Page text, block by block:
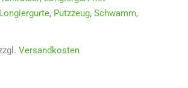
Longiergurte, Putzzeug, Schwamm,
Versandkosten